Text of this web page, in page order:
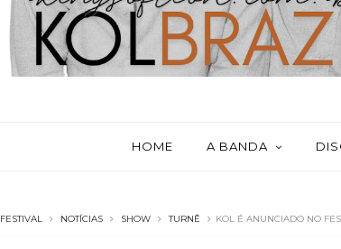
HOME A BANDA
FESTIVAL NOTÍCIAS SHOW TURNÊ KOL É ANUNCIADO NO